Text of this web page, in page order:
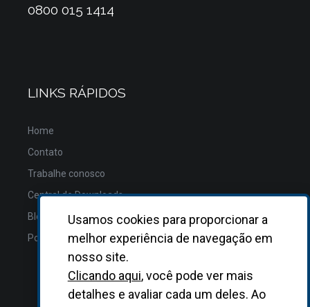
0800 015 1414
LINKS RÁPIDOS
Home
Contato
Trabalhe conosco
Central de Downloads
Blog
Política de Privacidade
Usamos cookies para proporcionar a
melhor experiência de navegação em
nosso site.
Clicando aqui, você pode ver mais
detalhes e avaliar cada um deles. Ao